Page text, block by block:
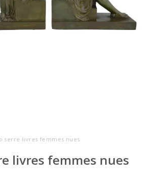
serre livres femmes nues
livres femmes nues